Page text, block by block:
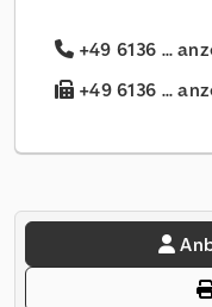
+49 6136 ...
+49 6136 ...